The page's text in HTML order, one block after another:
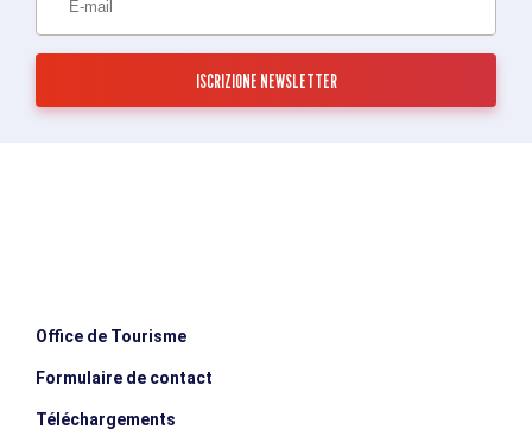
Office de Tourisme
Formulaire de contact
Téléchargements